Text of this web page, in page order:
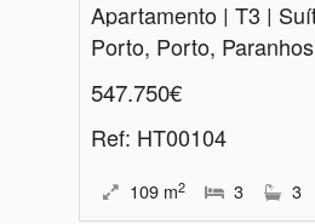
Porto, Porto, Paranhos
547.750€
Ref: HT00104
109 m2 3 3